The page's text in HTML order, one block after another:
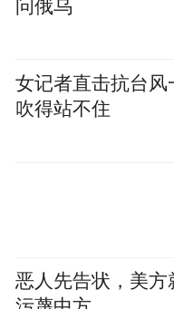
嘉宾答疑：
黄斯：大家常觉
展开，确保案情
问俄乌
女记者直击抗台风
吹得站不住
恶人先告状，美方